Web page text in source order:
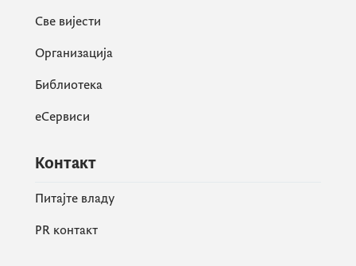
Све вијести
Организација
Библиотека
еСервиси
Контакт
Питајте владу
PR контакт